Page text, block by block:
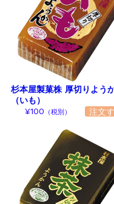
杉本屋製菓株 厚切りよう
（いも）
¥100 （税別）